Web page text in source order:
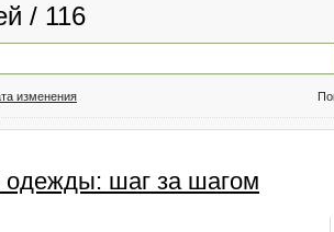
/ 116
изменения
одежды: шаг за шагом